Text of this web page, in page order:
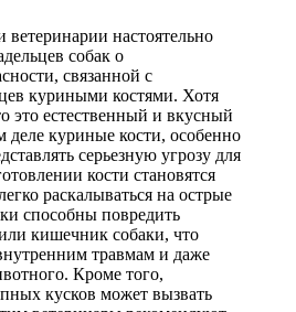
ветеринарии настоятельно
собак о
связанной с
куриными костями. Хотя
это естественный и вкусный
деле куриные кости, особенно
серьезную угрозу для
кости становятся
раскалываться на острые
способны повредить
кишечник собаки, что
травмам и даже
Кроме того,
кусков может вызвать